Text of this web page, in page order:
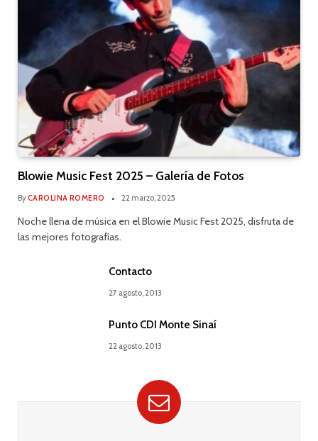
Blowie Music Fest 2025 – Galería de Fotos
ByCAROLINA ROMERO 22 marzo, 2025
Noche llena de música en el Blowie Music Fest 2025, disfruta de
las mejores fotografías.
Contacto
27 agosto, 2013
Punto CDI Monte Sinaí
22 agosto, 2013